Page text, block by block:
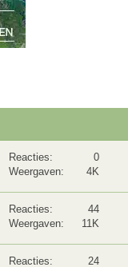
Reacties
0
Weergaven
4K
Reacties
44
Weergaven
11K
Reacties
24